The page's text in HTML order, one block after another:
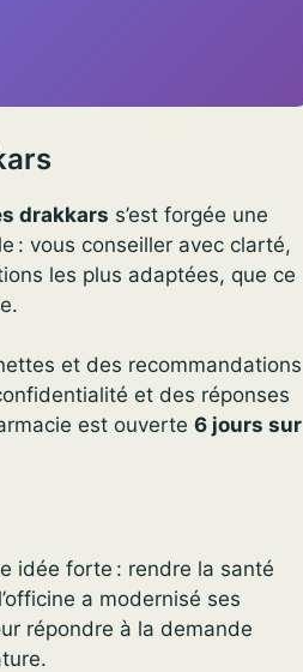
drakkars s’est forgée une
: vous conseiller avec clarté,
les plus adaptées, que ce
et des recommandations
et des réponses
est ouverte 6 jours sur
idée forte : rendre la santé
a modernisé ses
répondre à la demande